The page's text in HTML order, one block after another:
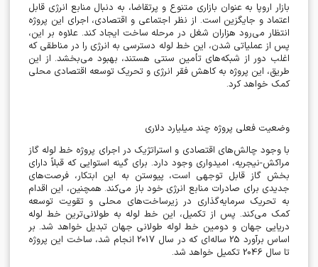
بازار اروپا به عنوان بازاری متنوع و پرتقاضا، به دنبال منابع انرژی قابل
اعتماد و جایگزین است. از نظر اجتماعی و اقتصادی، اجرای این پروژه
انتظار می‌رود هزاران شغل در مرحله ساخت ایجاد کند. علاوه بر این،
پس از عملیاتی شدن، این خط لوله دسترسی به انرژی را در مناطقی که
اغلب دور از شبکه‌های تأمین سنتی هستند، بهبود می‌بخشد. از این
طریق، این پروژه به کاهش فقر انرژی و تحریک توسعه اقتصادی محلی
کمک خواهد کرد.
وضعیت فعلی پروژه چند میلیارد دلاری
با وجود چالش‌های اقتصادی و استراتژیک در اجرای پروژه خط لوله گاز
مراکش-نیجریه، امیدواری وجود دارد. برای گینه استوایی که قبلاً دارای
بخش گاز قابل توجهی است، پیوستن به این ابتکار، فرصت‌های
جدیدی برای صادرات منابع انرژی خود باز می‌کند. همچنین، این اقدام
به تحریک سرمایه‌گذاری در زیرساخت‌های محلی و تقویت توسعه
کمک می‌کند. پس از تکمیل، این خط لوله به طولانی‌ترین خط لوله
دریایی جهان و دومین خط لوله طولانی جهان تبدیل خواهد شد. بر
اساس برآورد 25 ساله‌ای که در سال 2017 انجام شد، ساخت این پروژه
تا سال 2046 تکمیل خواهد شد
.